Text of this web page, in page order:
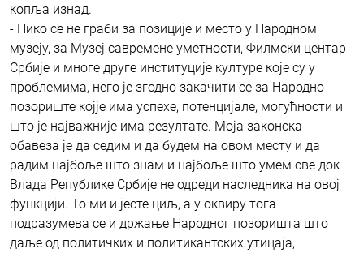
копља изнад.
- Нико се не граби за позиције и место у Народном
музеју, за Музеј савремене уметности, Филмски центар
Србије и многе друге институције културе које су у
проблемима, него је згодно закачити се за Народно
позориште којје има успехе, потенцијале, могућности и
што је најважније има резултате. Моја законска
обавеза је да седим и да будем на овом месту и да
радим најбоље што знам и најбоље што умем све док
Влада Републике Србије не одреди наследника на овој
функцији. То ми и јесте циљ, а у оквиру тога
подразумева се и држање Народног позоришта што
даље од политичких и политикантских утицаја,